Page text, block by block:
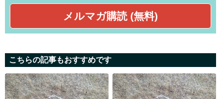
こちらの記事もおすすめです